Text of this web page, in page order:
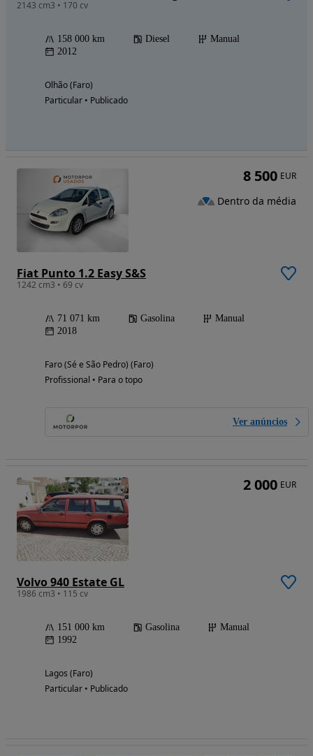
2143 cm3 • 170 cv
158 000 km Diesel
Manual
2012
Olhão (Faro)
Particular • Publicado
Fiat Punto 1.2 Easy S&S
1242 cm3 • 69 cv
71 071 km Gasolina
Manual
2018
Faro (Sé e São Pedro) (Faro)
Profissional • Para o topo
Ver anúncios
8 500 EUR
Dentro da média
Volvo 940 Estate GL
1986 cm3 • 115 cv
151 000 km Gasolina
Manual
1992
Lagos (Faro)
Particular • Publicado
2 000 EUR